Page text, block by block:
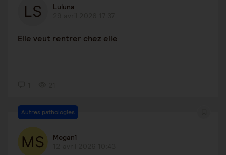
Luluna
Elle veut rentrer chez elle
Autres pathologies
Megan1